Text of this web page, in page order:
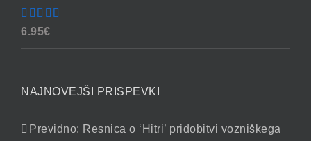
Ocenjeno
6.95€
NAJNOVEJŠI PRISPEVKI
Previdno: Resnica o ‘Hitri’ pridobitvi vozniškega